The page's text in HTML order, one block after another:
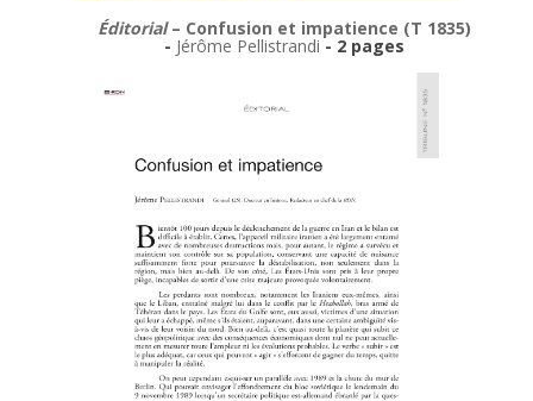
Éditorial– Confusion et impatience (T 1835)
- Jérôme Pellistrandi - 2 pages